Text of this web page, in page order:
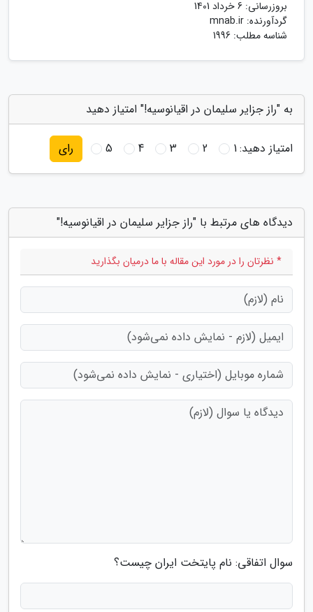
بروزرسانی: 6 خرداد 1401
گردآورنده: mnab.ir
شناسه مطلب: 1996
به "راز جزایر سلیمان در اقیانوسیه!" امتیاز دهید
امتیاز دهید:1
2
3
4
5 رای
دیدگاه های مرتبط با "راز جزایر سلیمان در اقیانوسیه!"
* نظرتان را در مورد این مقاله با ما درمیان بگذارید
سوال اتفاقی: نام پایتخت ایران چیست؟